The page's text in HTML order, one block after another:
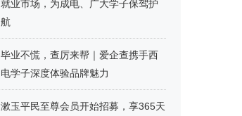
就业市场，为成电、广大学子保驾护
航
毕业不慌，查厉来帮｜爱企查携手西
电学子深度体验品牌魅力
漱玉平民至尊会员开始招募，享365天